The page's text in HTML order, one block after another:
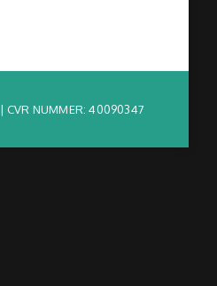
| CVR NUMMER: 40090347